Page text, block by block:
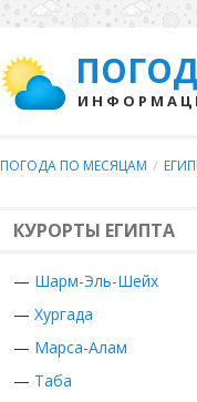
ПОГОДА ПО МЕСЯЦАМ /
КУРОРТЫ ЕГИПТА
— Шарм-Эль-Шейх
— Хургада
— Марса-Алам
— Таба